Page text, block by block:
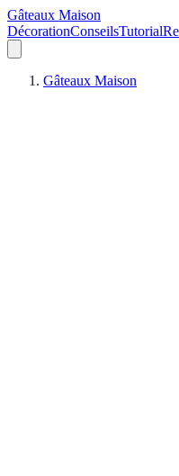
Gâteaux Maison
DécorationConseilsTutorial
Gâteaux Maison